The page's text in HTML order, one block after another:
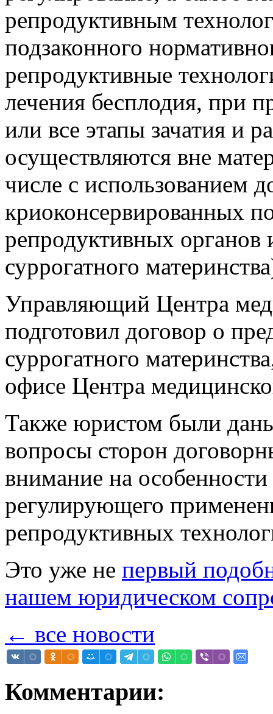
репродуктивным
подзаконного
репродуктивные
лечения бесплодия, при
или все этапы зачатия и
осуществляются вне
числе с использованием
криоконсервированных
репродуктивных органов
суррогатного
Управляющий Центра
подготовил договор о
суррогатного
офисе Центра
Также юристом были
вопросы сторон
внимание на особенности
регулирующего
репродуктивных
Это уже не первый
нашем юридическом
← все новости
Комментарии: